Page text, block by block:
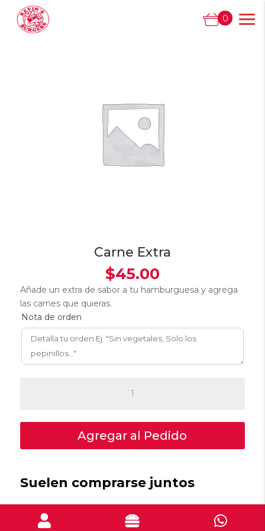
0
Carne Extra
$45.00
Añade un extra de sabor a tu hamburguesa y agrega
las carnes que quieras.
Nota de orden
Agregar al Pedido
Suelen comprarse juntos
  